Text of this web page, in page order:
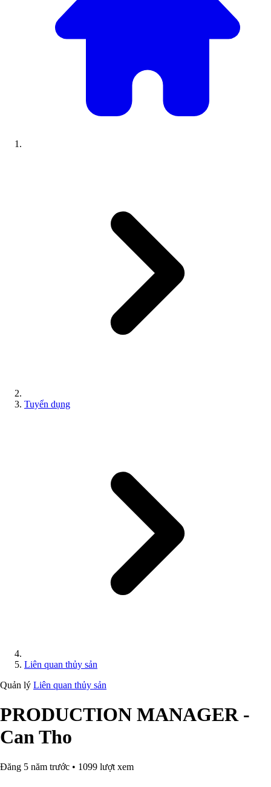
Tuyển dụng
Liên quan thủy sản
Quản lý Liên quan thủy sản
PRODUCTION MANAGER -
Can Tho
Đăng 5 năm trước • 1099 lượt xem